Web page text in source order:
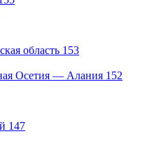
область 153
Осетия — Алания 152
147